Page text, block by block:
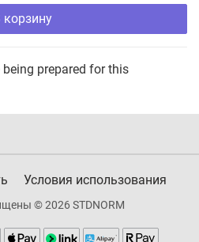
корзину
prepared for this
Условия использования
© 2026 STDNORM